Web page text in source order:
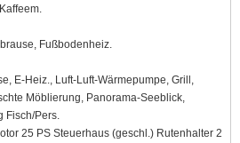
Fußbodenheiz.
E-Heiz., Luft-Luft-Wärmepumpe, Grill,
Möblierung, Panorama-Seeblick,
Fisch/Pers.
25 PS Steuerhaus (geschl.) Rutenhalter 2